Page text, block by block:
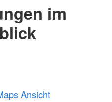
im
Ansicht